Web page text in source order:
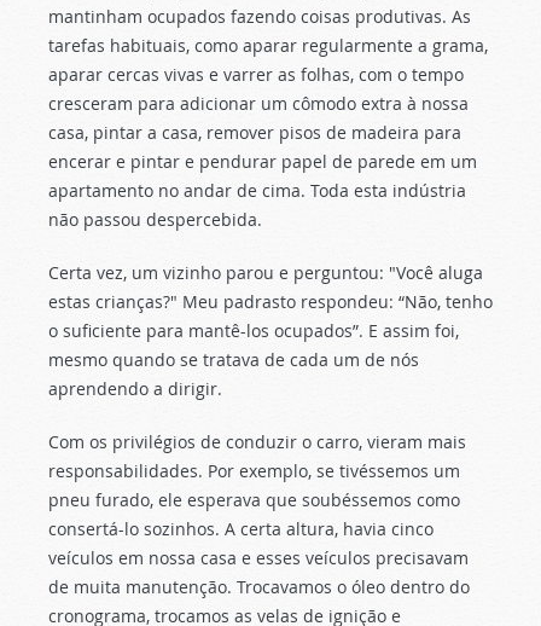
mantinham ocupados fazendo coisas produtivas. As
tarefas habituais, como aparar regularmente a grama,
aparar cercas vivas e varrer as folhas, com o tempo
cresceram para adicionar um cômodo extra à nossa
casa, pintar a casa, remover pisos de madeira para
encerar e pintar e pendurar papel de parede em um
apartamento no andar de cima. Toda esta indústria
não passou despercebida.
Certa vez, um vizinho parou e perguntou: "Você aluga
estas crianças?" Meu padrasto respondeu: “Não, tenho
o suficiente para mantê-los ocupados”. E assim foi,
mesmo quando se tratava de cada um de nós
aprendendo a dirigir.
Com os privilégios de conduzir o carro, vieram mais
responsabilidades. Por exemplo, se tivéssemos um
pneu furado, ele esperava que soubéssemos como
consertá-lo sozinhos. A certa altura, havia cinco
veículos em nossa casa e esses veículos precisavam
de muita manutenção. Trocavamos o óleo dentro do
cronograma, trocamos as velas de ignição e